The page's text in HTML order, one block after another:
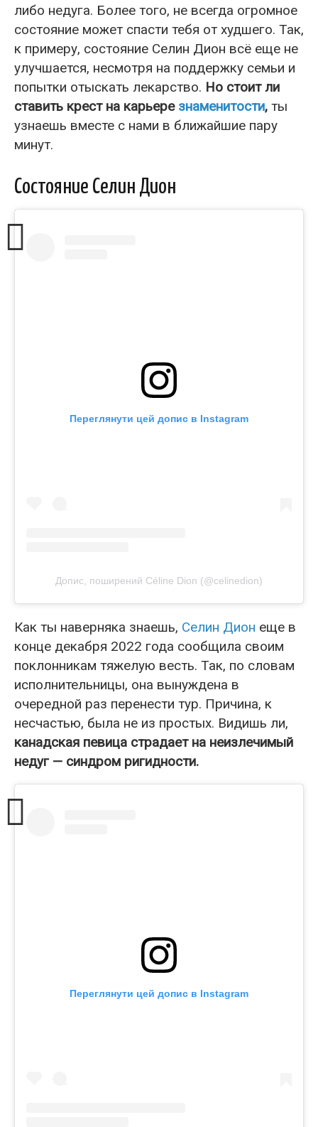
либо недуга. Более того, не всегда огромное
состояние может спасти тебя от худшего. Так,
к примеру, состояние Селин Дион всё еще не
улучшается, несмотря на поддержку семьи и
попытки отыскать лекарство. Но стоит ли
ставить крест на карьере знаменитости, ты
узнаешь вместе с нами в ближайшие пару
минут.
Состояние Селин Дион
Переглянути цей допис в Instagram
Допис, поширений Céline Dion (@celinedion)
Как ты наверняка знаешь, Селин Дион еще в
конце декабря 2022 года сообщила своим
поклонникам тяжелую весть. Так, по словам
исполнительницы, она вынуждена в
очередной раз перенести тур. Причина, к
несчастью, была не из простых. Видишь ли,
канадская певица страдает на неизлечимый
недуг — синдром ригидности.
Переглянути цей допис в Instagram